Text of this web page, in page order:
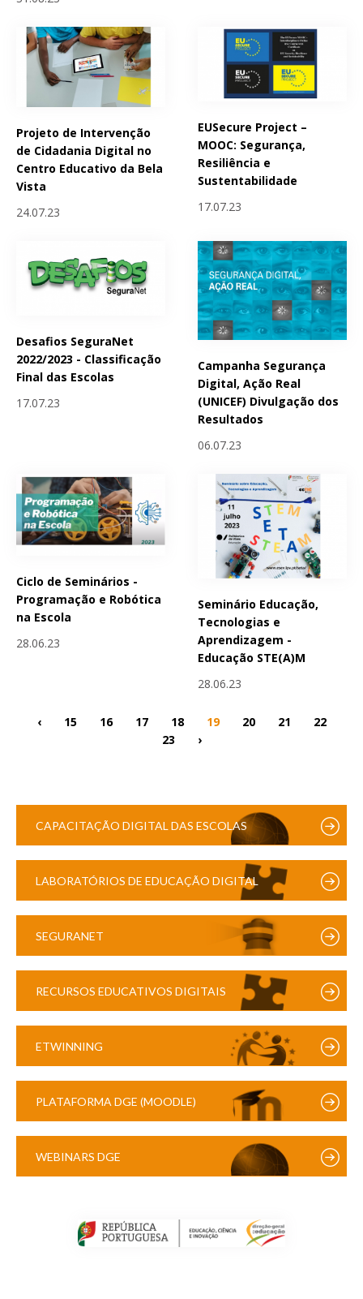
Projeto de Intervenção
de Cidadania Digital no
Centro Educativo da Bela
Vista
24.07.23
EUSecure Project –
MOOC: Segurança,
Resiliência e
Sustentabilidade
17.07.23
Desafios SeguraNet
2022/2023 - Classificação
Final das Escolas
17.07.23
Campanha Segurança
Digital, Ação Real
(UNICEF) Divulgação dos
Resultados
06.07.23
Ciclo de Seminários -
Programação e Robótica
na Escola
28.06.23
Seminário Educação,
Tecnologias e
Aprendizagem -
Educação STE(A)M
28.06.23
‹ 15 16 17 18 19 20 21
22
23
›
CAPACITAÇÃO DIGITAL DAS ESCOLAS
LABORATÓRIOS DE EDUCAÇÃO DIGITAL
SEGURANET
RECURSOS EDUCATIVOS DIGITAIS
ETWINNING
PLATAFORMA DGE (MOODLE)
WEBINARS DGE